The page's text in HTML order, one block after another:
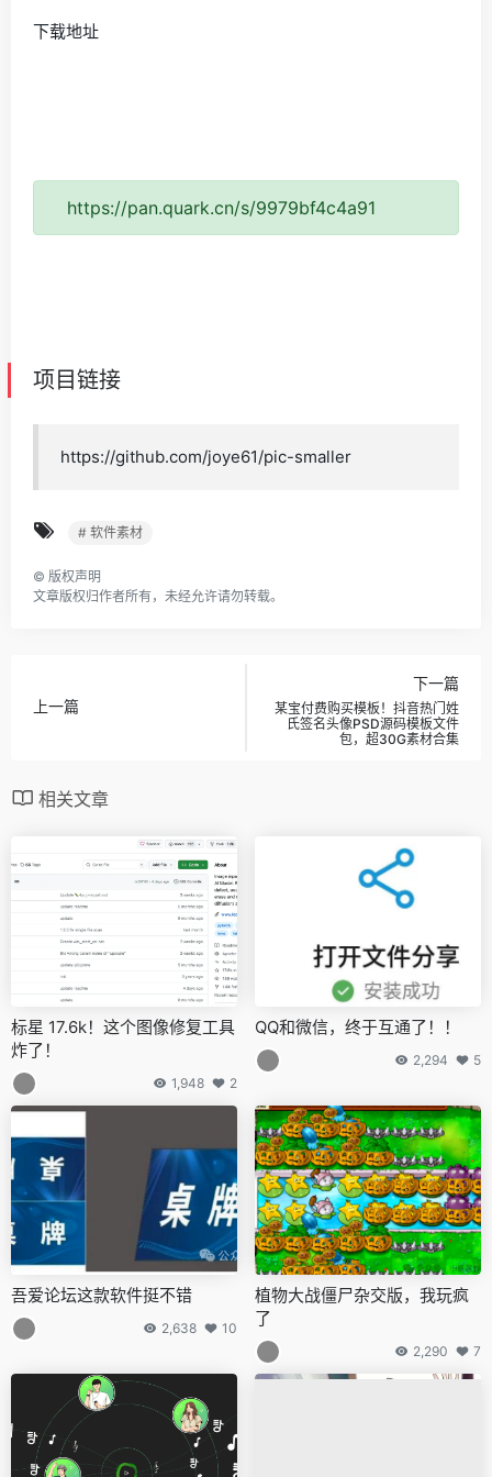
下载地址
https://pan.quark.cn/s/9979bf4c4a91
项目链接
https://github.com/joye61/pic-smaller
# 软件素材
© 版权声明
文章版权归作者所有，未经允许请勿转载。
上一篇
下一篇
某宝付费购买模板！抖音热门姓
氏签名头像PSD源码模板文件
包，超30G素材合集
相关文章
标星 17.6k！这个图像修复工具
炸了！
1,948 2
QQ和微信，终于互通了！！
2,294 5
吾爱论坛这款软件挺不错
2,638 10
植物大战僵尸杂交版，我玩疯
了
2,290 7